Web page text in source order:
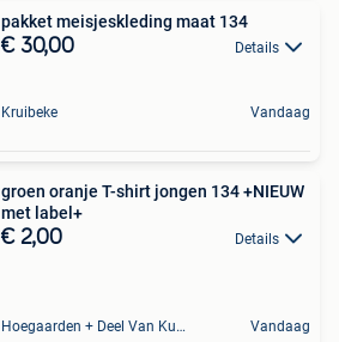
pakket meisjeskleding maat 134
€ 30,00 Details
Kruibeke Vandaag
groen oranje T-shirt jongen 134 +NIEUW
met label+
€ 2,00 Details
Hoegaarden + Deel Van Kumtich + Deel Van Tienen Vandaag